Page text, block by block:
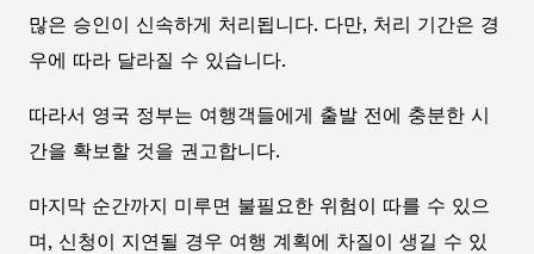
많은 승인이 신속하게 처리됩니다. 다만, 처리 기간은 경
우에 따라 달라질 수 있습니다.
따라서 영국 정부는 여행객들에게 출발 전에 충분한 시
간을 확보할 것을 권고합니다.
마지막 순간까지 미루면 불필요한 위험이 따를 수 있으
며, 신청이 지연될 경우 여행 계획에 차질이 생길 수 있